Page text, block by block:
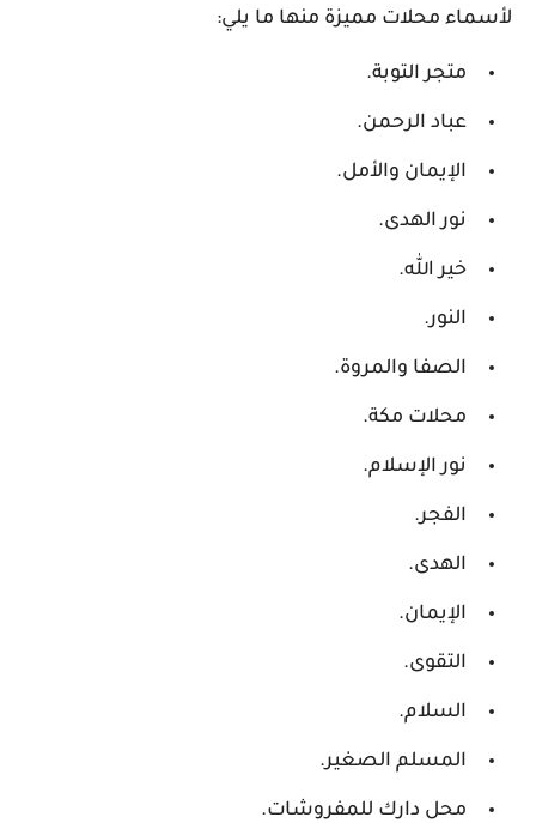
لأسماء محلات مميزة منها ما يلي:
متجر التوبة.
عباد الرحمن.
الإيمان والأمل.
نور الهدى.
خير الله.
النور.
الصفا والمروة.
محلات مكة.
نور الإسلام.
الفجر.
الهدى.
الإيمان.
التقوى.
السلام.
المسلم الصغير.
محل دارك للمفروشات.